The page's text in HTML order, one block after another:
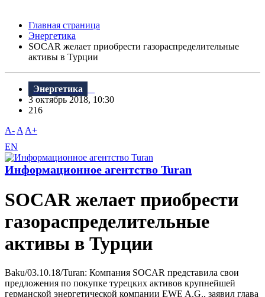
Главная страница
Энергетика
SOCAR желает приобрести газораспределительные
активы в Турции
Энергетика
3 октябрь 2018, 10:30
216
A- A A+
EN
Информационное агентство Turan
SOCAR желает приобрести
газораспределительные
активы в Турции
Baku/03.10.18/Turan: Компания SOCAR представила свои
предложения по покупке турецких активов крупнейшей
германской энергетической компании EWE A.G., заявил глава